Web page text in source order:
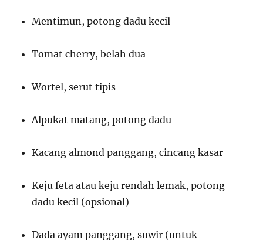
Mentimun, potong dadu kecil
Tomat cherry, belah dua
Wortel, serut tipis
Alpukat matang, potong dadu
Kacang almond panggang, cincang kasar
Keju feta atau keju rendah lemak, potong
dadu kecil (opsional)
Dada ayam panggang, suwir (untuk